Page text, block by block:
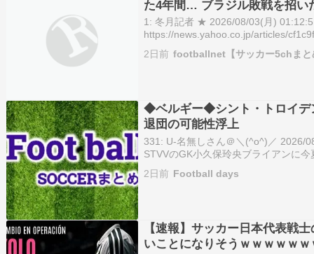
た4年間… ブラジル敗戦を招い
1: 冬月記者 ★ 2026/08/03(月)
https://news.yahoo.co.jp/articles/
page=1 (＊ﾟ∀ﾟ)っ こ…
2日前 footballnet【サッカー5chまと
◆ベルギー◆シント・トロイデ
退団の可能性浮上
331: U-名無しさん＠＼(^o^)／ 2026/
STVVのGK小久保玲央ブライアンに
GKの補強を…
2日前 Football days
【速報】サッカー日本代表戦
いことになりそうｗｗｗｗｗｗ